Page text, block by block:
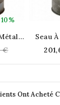
€
Seau
Ont Acheté